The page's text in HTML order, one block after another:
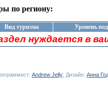
по региону:
Вид туризма Уровень
нуждается в
Andrew Jelly; Дизайн: Анна